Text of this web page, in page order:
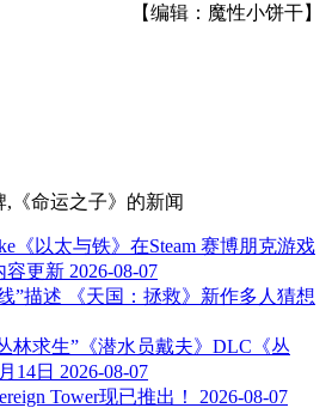
【编辑：魔性小饼干】
《命运之子》 的新闻
《以太与铁》在Steam 赛博朋克游戏
容更新 2026-08-07
”描述 《天国：拯救》新作多人猜想
林求生”《潜水员戴夫》DLC《丛
14日 2026-08-07
Tower现已推出！
2026-08-07